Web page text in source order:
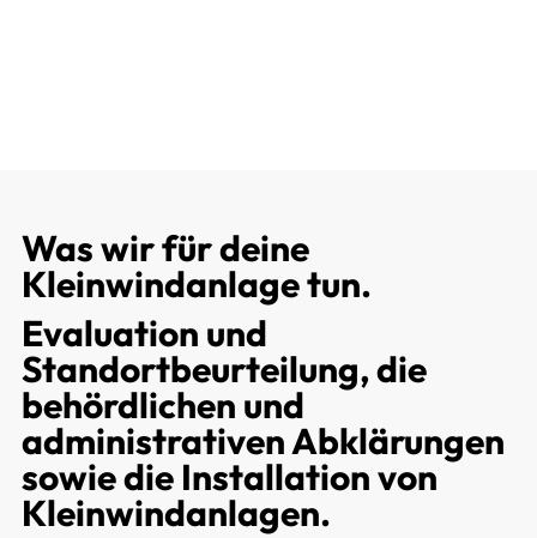
Was wir für deine
Kleinwindanlage tun.
Evaluation und
Standortbeurteilung, die
behördlichen und
administrativen Abklärungen
sowie die Installation von
Kleinwindanlagen.